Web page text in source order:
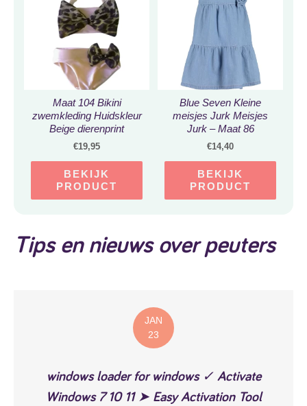
Maat 104 Bikini
zwemkleding Huidskleur
Beige dierenprint
badkleding voor baby en
panterprint strik
€19,95
BEKIJK
PRODUCT
Blue Seven Kleine
meisjes Jurk Meisjes
Jurk – Maat 86
€14,40
BEKIJK
PRODUCT
Tips en nieuws over peuters
JAN
23
windows loader for windows ✓ Activate
Windows 7 10 11 ➤ Easy Activation Tool